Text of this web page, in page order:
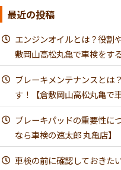
最近の投稿
エンジンオイルとは？役割
敷岡山高松丸亀で車検をす
ブレーキメンテナンスとは
す！【倉敷岡山高松丸亀で
ブレーキパッドの重要性に
なら車検の速太郎 丸亀店】
車検の前に確認しておきた